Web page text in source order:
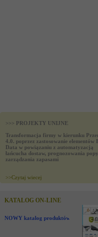
>>> PROJEKTY UNIJNE
Transformacja firmy w kierunku
4.0. poprzez zastosowanie elementów
Data w powiązaniu z automatyzacją
łańcucha dostaw, prognozowania
zarządzania zapasami
>>Czytaj wiecej
KATALOG ON-LINE
NOWY katalog produktów !